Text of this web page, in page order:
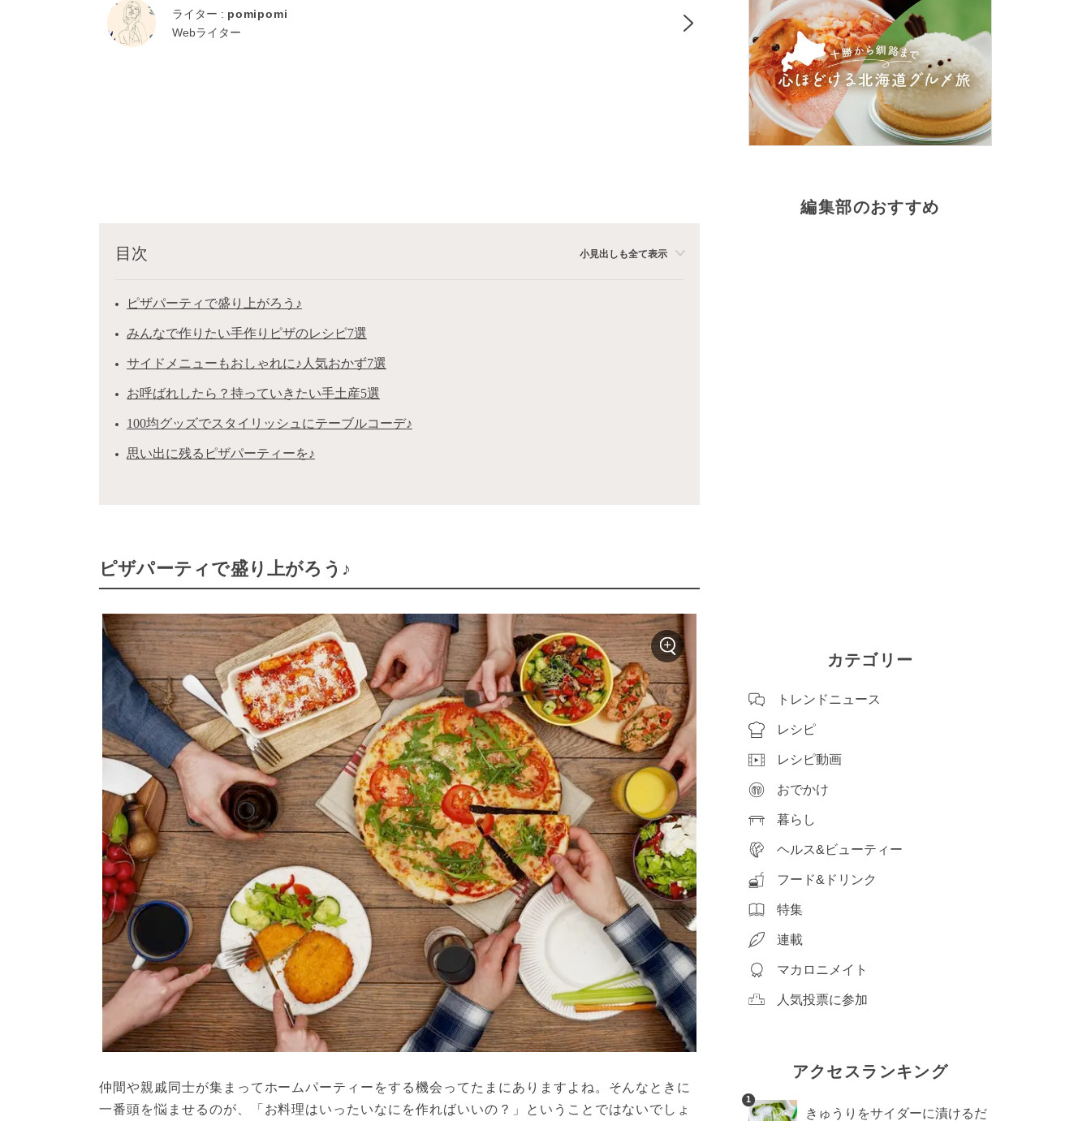
ライター : pomipomi
Webライター
目次 小見出しも全て表示
ピザパーティで盛り上がろう♪
みんなで作りたい手作りピザのレシピ7選
サイドメニューもおしゃれに♪人気おかず7選
お呼ばれしたら？持っていきたい手土産5選
100均グッズでスタイリッシュにテーブルコーデ♪
思い出に残るピザパーティーを♪
ピザパーティで盛り上がろう♪
仲間や親戚同士が集まってホームパーティーをする機会ってたまにありますよね。そんなときに
一番頭を悩ませるのが、「お料理はいったいなにを作ればいいの？」ということではないでしょ
編集部のおすすめ
カテゴリー
トレンドニュース
レシピ
レシピ動画
おでかけ
暮らし
ヘルス&ビューティー
フード&ドリンク
特集
連載
マカロニメイト
人気投票に参加
アクセスランキング
1
きゅうりをサイダーに漬けるだ